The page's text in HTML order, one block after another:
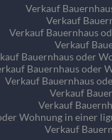
Verkauf
Verkauf
Verkauf Bauernhaus
Verkauf
Bauernhaus oder
Bauernhaus oder
Verkauf Bauernhaus
Verkauf
Verkauf
Wohnung in einer
Verkauf